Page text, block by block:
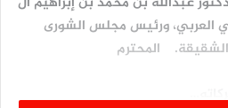
العربي، ورئيس مجلس الشورى
الشقيقة. المحترم